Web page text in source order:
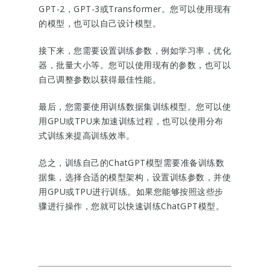
GPT-2，GPT-3或Transformer。您可以使用现有
的模型，也可以自己设计模型。
接下来，您需要设置训练参数，例如学习率，优化
器，批量大小等。您可以使用现有的参数，也可以
自己调整参数以获得最佳性能。
最后，您需要使用训练数据集训练模型。您可以使
用GPU或TPU来加速训练过程，也可以使用分布
式训练来提高训练效率。
总之，训练自己的ChatGPT模型需要准备训练数
据集，选择合适的模型架构，设置训练参数，并使
用GPU或TPU进行训练。如果您能够按照这些步
骤进行操作，您就可以快速训练ChatGPT模型。